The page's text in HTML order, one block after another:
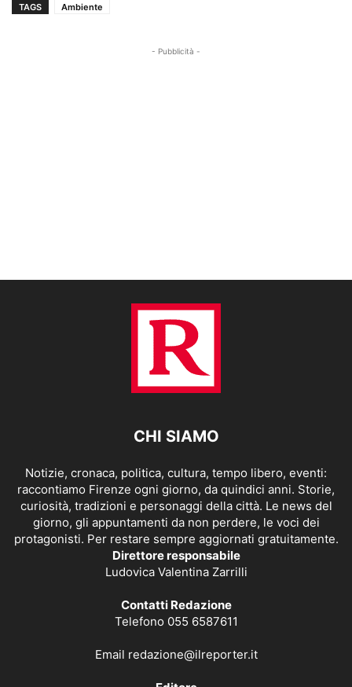
TAGS Ambiente
- Pubblicità -
CHI SIAMO
Notizie, cronaca, politica, cultura, tempo libero, eventi:
raccontiamo Firenze ogni giorno, da quindici anni. Storie,
curiosità, tradizioni e personaggi della città. Le news del
giorno, gli appuntamenti da non perdere, le voci dei
protagonisti. Per restare sempre aggiornati gratuitamente.
Direttore responsabile
Ludovica Valentina Zarrilli
Contatti Redazione
Telefono 055 6587611
Email redazione@ilreporter.it